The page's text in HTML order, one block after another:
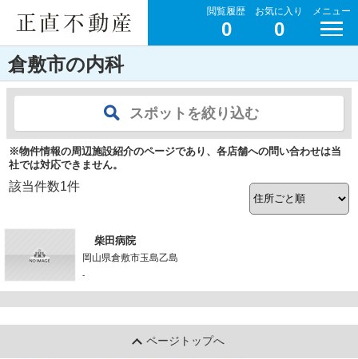
閲覧履歴
0
お気に入り
0
メニュー
倉敷市の内科
スポットを絞り込む
※物件情報の周辺施設紹介のページであり、各店舗への問い合わせは当
社では対応できません。
該当件数1件
柴田病院
岡山県倉敷市玉島乙島
-
ページトップへ